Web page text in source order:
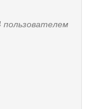
пользователем